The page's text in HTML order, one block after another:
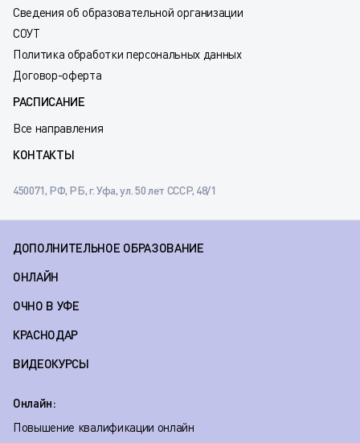
Сведения об образовательной организации
СОУТ
Политика обработки персональных данных
Договор-оферта
РАСПИСАНИЕ
Все направления
КОНТАКТЫ
450071, РФ, РБ, г. Уфа, ул. 50 лет СССР, 48/1
ДОПОЛНИТЕЛЬНОЕ ОБРАЗОВАНИЕ
ОНЛАЙН
ОЧНО В УФЕ
КРАСНОДАР
ВИДЕОКУРСЫ
Онлайн:
Повышение квалификации онлайн